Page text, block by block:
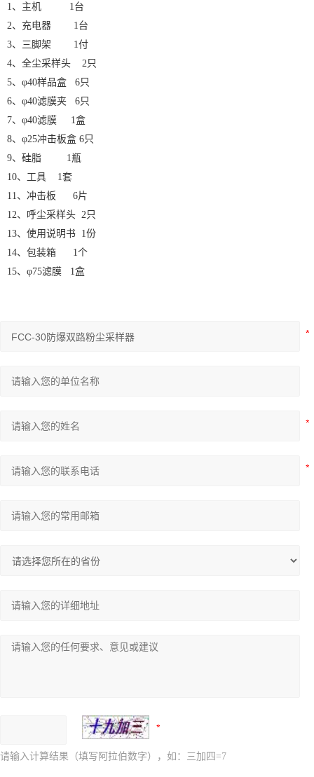
1、主机 1台
2、充电器 1台
3、三脚架 1付
4、全尘采样头 2只
5、φ40样品盒 6只
6、φ40滤膜夹 6只
7、φ40滤膜 1盒
8、φ25冲击板盒 6只
9、硅脂 1瓶
10、工具 1套
11、冲击板 6片
12、呼尘采样头 2只
13、使用说明书 1份
14、包装箱 1个
15、φ75滤膜 1盒
请输入计算结果（填写阿拉伯数字），如：三加四=7